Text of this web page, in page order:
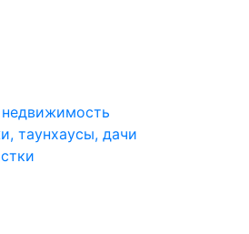
таунхаусы, дачи